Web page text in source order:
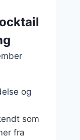
og
som
fra